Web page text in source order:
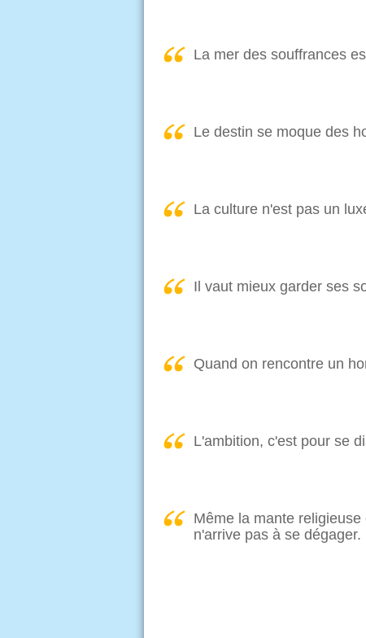
La mer des souffrances
Le destin se moque des
La culture n'est pas un
Il vaut mieux garder ses
Quand on rencontre un
L'ambition, c'est pour se
Même la mante
n'arrive pas à se dégager.